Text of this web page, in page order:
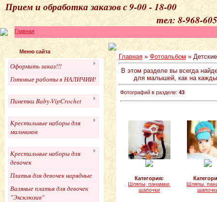
Прием и
тел: 8-968-
Главная
Меню сайта
Оформить заказ!!!
Готовые работы в НАЛИЧИИ!
Пинетки Baby-VipCrochet
Крестильные наборы для
мальчиков
Крестильные наборы для
девочек
Платья для девочек нарядные
Валяные платья для девочек
"Эксклюзив"
Главная» Фотоальбом »
В этом разделе вы всегда
для малышей, как на
Фотографий в разделе: 43
Категория:
Шляпы, панамки,
шапочки
Шляпы,